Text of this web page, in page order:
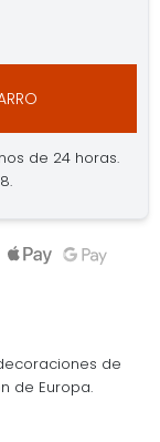
de 24 horas.
de
de Europa.